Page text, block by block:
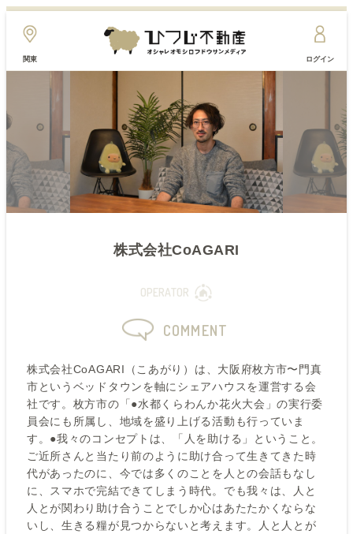
関東 ログイン
株式会社CoAGARI
OPERATOR
COMMENT
株式会社CoAGARI（こあがり）は、大阪府枚方市〜門真
市というベッドタウンを軸にシェアハウスを運営する会
社です。枚方市の「●水都くらわんか花火大会」の実行委
員会にも所属し、地域を盛り上げる活動も行っていま
す。●我々のコンセプトは、「人を助ける」ということ。
ご近所さんと当たり前のように助け合って生きてきた時
代があったのに、今では多くのことを人との会話もなし
に、スマホで完結できてしまう時代。でも我々は、人と
人とが関わり助け合うことでしか心はあたたかくならな
いし、生きる糧が見つからないと考えます。人と人とが